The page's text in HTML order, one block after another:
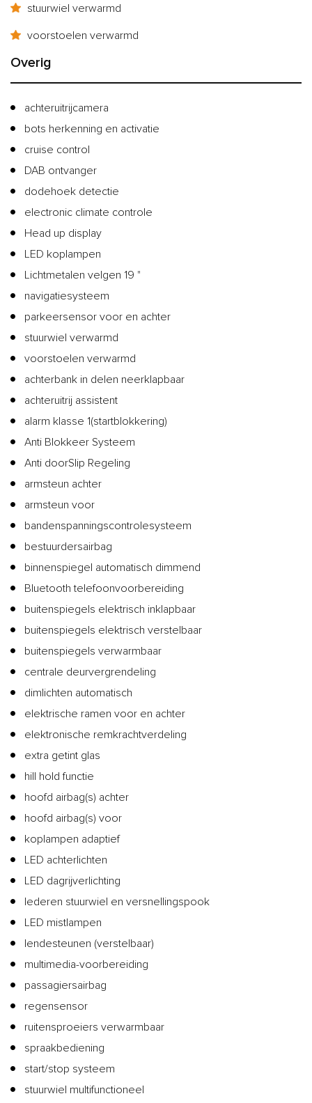
stuurwiel verwarmd
voorstoelen verwarmd
Overig
achteruitrijcamera
bots herkenning en activatie
cruise control
DAB ontvanger
dodehoek detectie
electronic climate controle
Head up display
LED koplampen
Lichtmetalen velgen 19 "
navigatiesysteem
parkeersensor voor en achter
stuurwiel verwarmd
voorstoelen verwarmd
achterbank in delen neerklapbaar
achteruitrij assistent
alarm klasse 1(startblokkering)
Anti Blokkeer Systeem
Anti doorSlip Regeling
armsteun achter
armsteun voor
bandenspanningscontrolesysteem
bestuurdersairbag
binnenspiegel automatisch dimmend
Bluetooth telefoonvoorbereiding
buitenspiegels elektrisch inklapbaar
buitenspiegels elektrisch verstelbaar
buitenspiegels verwarmbaar
centrale deurvergrendeling
dimlichten automatisch
elektrische ramen voor en achter
elektronische remkrachtverdeling
extra getint glas
hill hold functie
hoofd airbag(s) achter
hoofd airbag(s) voor
koplampen adaptief
LED achterlichten
LED dagrijverlichting
lederen stuurwiel en versnellingspook
LED mistlampen
lendesteunen (verstelbaar)
multimedia-voorbereiding
passagiersairbag
regensensor
ruitensproeiers verwarmbaar
spraakbediening
start/stop systeem
stuurwiel multifunctioneel